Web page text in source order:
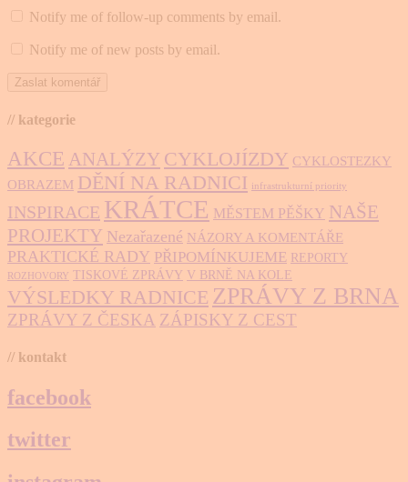
Notify me of follow-up comments by email.
Notify me of new posts by email.
// kategorie
AKCE ANALÝZY CYKLOJÍZDY CYKLOSTEZKY
OBRAZEM DĚNÍ NA RADNICI infrastrukturní priority
INSPIRACE KRÁTCE MĚSTEM PĚŠKY NAŠE
PROJEKTY Nezařazené NÁZORY A KOMENTÁŘE
PRAKTICKÉ RADY PŘIPOMÍNKUJEME REPORTY
ROZHOVORY TISKOVÉ ZPRÁVY V BRNĚ NA KOLE
VÝSLEDKY RADNICE ZPRÁVY Z BRNA
ZPRÁVY Z ČESKA ZÁPISKY Z CEST
// kontakt
facebook
twitter